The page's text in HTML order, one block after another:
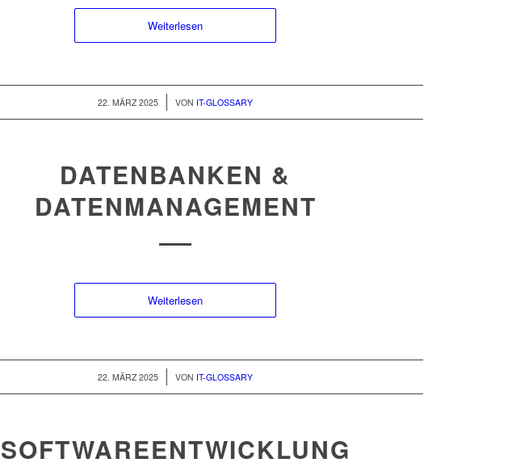
Weiterlesen
22. MÄRZ 2025
/ VON IT-GLOSSARY
DATENBANKEN &
DATENMANAGEMENT
Weiterlesen
22. MÄRZ 2025
/ VON IT-GLOSSARY
SOFTWAREENTWICKLUNG